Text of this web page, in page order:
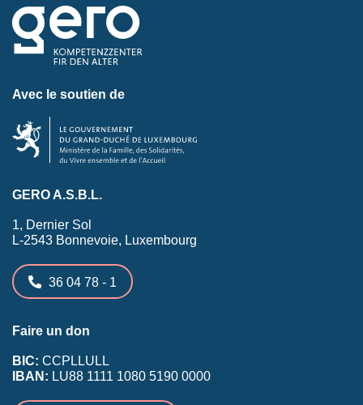
Avec le soutien de
GERO A.S.B.L.
1, Dernier Sol
L-2543 Bonnevoie, Luxembourg
36 04 78 - 1
Faire un don
BIC: CCPLLULL
IBAN: LU88 1111 1080 5190 0000